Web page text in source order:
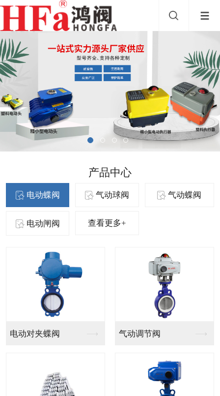
产品中心
电动蝶阀 气动球阀 气动蝶阀
电动闸阀 查看更多+
气动法兰球阀 气动PVC球阀